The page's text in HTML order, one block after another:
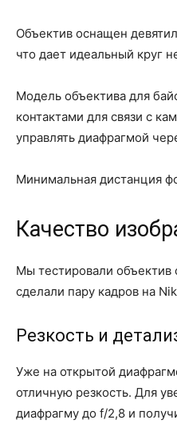
Объектив оснащен
что дает идеальный круг
Модель объектива для
контактами для связи с
управлять диафрагмой
Минимальная дистанция
Качество
Мы тестировали объектив
сделали пару кадров на
Резкость и
Уже на открытой
отличную резкость. Для
диафрагму до f/2,8 и